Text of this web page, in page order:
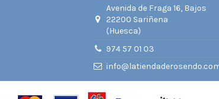
Avenida de Fraga 16, Bajos
22200 Sariñena
(Huesca)
974 57 01 03